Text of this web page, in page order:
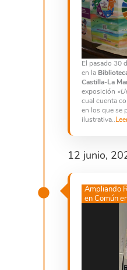
El pasado 30
en la
Castilla-La
exposición
cual cuenta
en los que se
ilustrativa..
12 junio,
Ampliando
en Común